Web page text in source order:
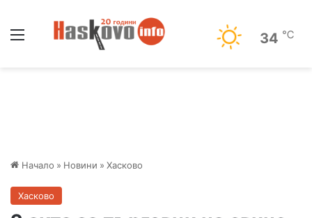
34 ℃
Начало » Новини » Хасково
Хасково